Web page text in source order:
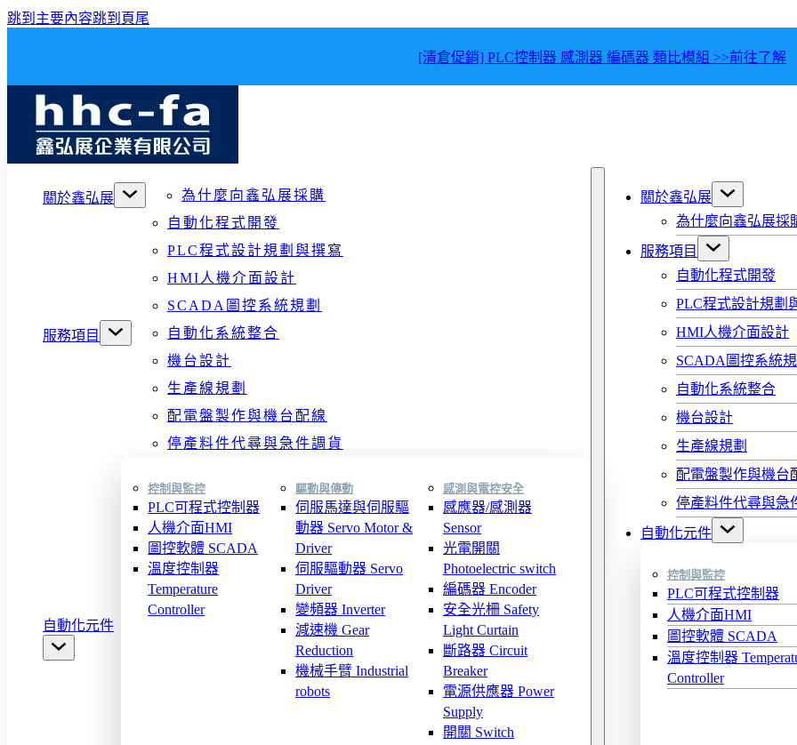
跳到主要內容跳到頁尾
[清倉促銷] PLC控制器 感測器 編碼器 類比模組 >>前往了解
關於鑫弘展 為什麼向鑫弘展採購
服務項目
自動化程式開發
PLC程式設計規劃與撰寫
HMI人機介面設計
SCADA圖控系統規劃
自動化系統整合
機台設計
生產線規劃
配電盤製作與機台配線
停產料件代尋與急件調貨
自動化元件
控制與監控
PLC可程式控制器
人機介面HMI
圖控軟體 SCADA
溫度控制器
Temperature
Controller
驅動與傳動
伺服馬達與伺服驅
動器 Servo Motor &
Driver
伺服驅動器 Servo
Driver
變頻器 Inverter
減速機 Gear
Reduction
機械手臂 Industrial
robots
感測與電控安全
感應器/感測器
Sensor
光電開關
Photoelectric switch
編碼器 Encoder
安全光柵 Safety
Light Curtain
斷路器 Circuit
Breaker
電源供應器 Power
Supply
開關 Switch
關於鑫弘展
為什麼向鑫弘展採
服務項目
自動化程式開發
PLC程式設計規劃
HMI人機介面設計
SCADA圖控系統
自動化系統整合
機台設計
生產線規劃
配電盤製作與機台
停產料件代尋與急
自動化元件
控制與監控
PLC可程式控制器
人機介面HMI
圖控軟體 SCADA
溫度控制器
Controller